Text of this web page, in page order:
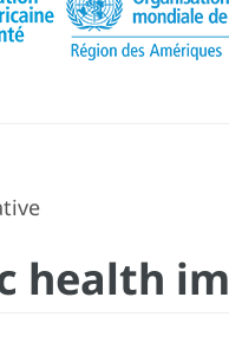
health